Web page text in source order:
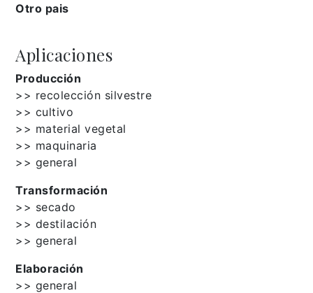
Otro pais
Aplicaciones
Producción
>> recolección silvestre
>> cultivo
>> material vegetal
>> maquinaria
>> general
Transformación
>> secado
>> destilación
>> general
Elaboración
>> general